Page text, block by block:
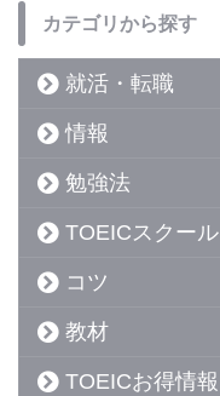
カテゴリから探す
就活・転職
情報
勉強法
TOEICスクール
コツ
教材
TOEICお得情報